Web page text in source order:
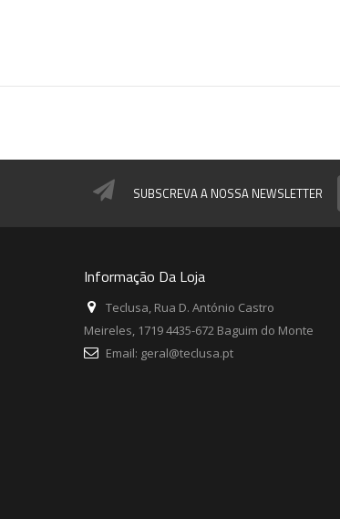
SUBSCREVA A NOSSA NEWSLETTER
Informação Da Loja
Teclusa, Rua D. António Castro
Meireles, 1719 4435-672 Baguim do Monte
Email: geral@teclusa.pt